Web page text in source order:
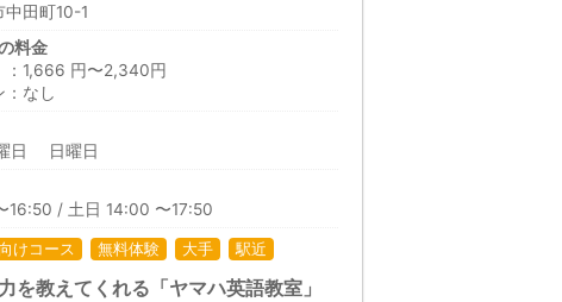
田町10-1
料金
1,666 円〜2,340円
：なし
日 日曜日
16:50 / 土日 14:00 〜17:50
けコース 無料体験 大手 駅近
教えてくれる「ヤマハ英語教室」